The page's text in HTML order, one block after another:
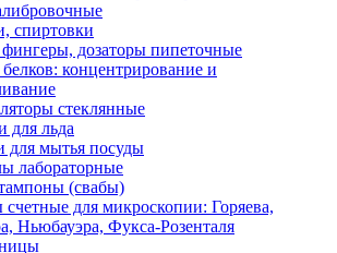
спиртовки
дозаторы пипеточные
концентрирование и
стеклянные
для льда
для мытья посуды
лабораторные
(свабы)
для микроскопии: Горяева,
Ньюбауэра, Фукса-Розенталя